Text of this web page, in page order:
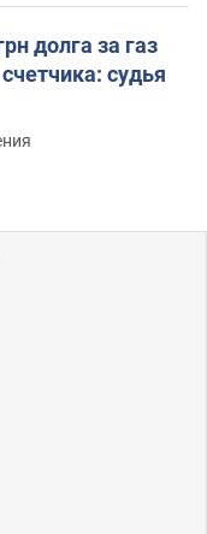
долга за газ
судья